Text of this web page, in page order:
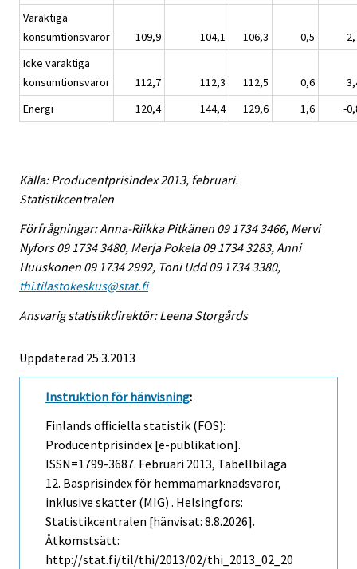
Varaktiga
konsumtionsvaror
109,9 104,1 106,3 0,5
Icke varaktiga
konsumtionsvaror
112,7 112,3 112,5 0,6
Energi
120,4 144,4 129,6 1,6 -
Källa: Producentprisindex 2013, februari.
Statistikcentralen
Förfrågningar: Anna-Riikka Pitkänen 09 1734 3466, Mervi
Nyfors 09 1734 3480, Merja Pokela 09 1734 3283, Anni
Huuskonen 09 1734 2992, Toni Udd 09 1734 3380,
thi.tilastokeskus@stat.fi
Ansvarig statistikdirektör: Leena Storgårds
Uppdaterad 25.3.2013
Instruktion för hänvisning:
Finlands officiella statistik (FOS):
Producentprisindex [e-publikation].
ISSN=1799-3687. Februari 2013, Tabellbilaga
12. Basprisindex för hemmamarknadsvaror,
inklusive skatter (MIG) . Helsingfors:
Statistikcentralen [hänvisat: 8.8.2026].
Åtkomstsätt:
http://stat.fi/til/thi/2013/02/thi_2013_02_20